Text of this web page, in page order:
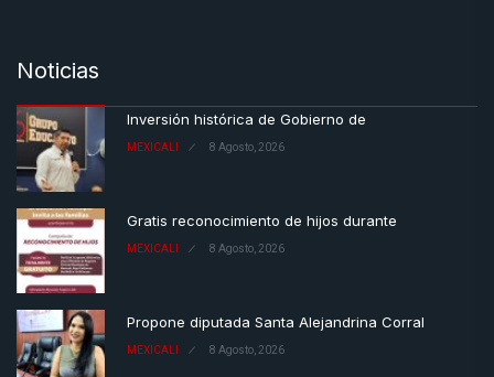
Noticias
Inversión histórica de Gobierno de
MEXICALI 8 Agosto, 2026
Gratis reconocimiento de hijos durante
MEXICALI 8 Agosto, 2026
Propone diputada Santa Alejandrina Corral
MEXICALI 8 Agosto, 2026